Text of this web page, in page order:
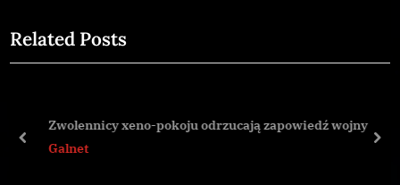
i
o
P
t
P
Related Posts
Zwolennicy xeno-pokoju odrzucają zapowiedź wojny
Galnet
prev